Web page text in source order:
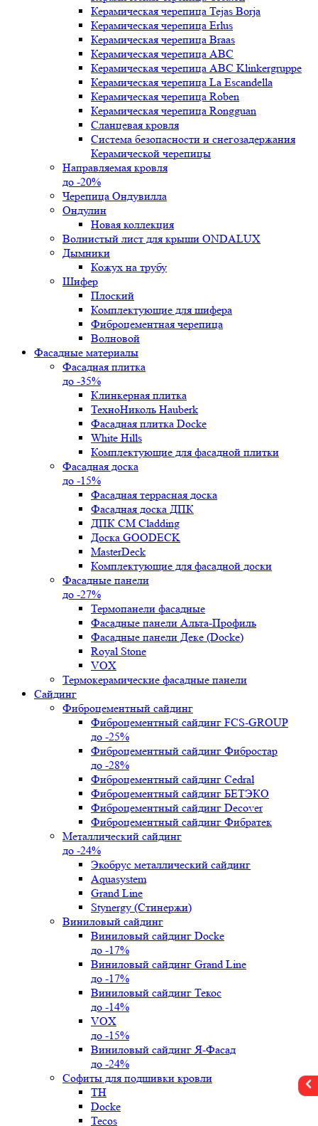
Керамическая черепица Tejas Borja
Керамическая черепица Erlus
Керамическая черепица Braas
Керамическая черепица ABC
Керамическая черепица ABC Klinkergruppe
Керамическая черепица La Escandella
Керамическая черепица Roben
Керамическая черепица Rongguan
Сланцевая кровля
Система безопасности и снегозадержания
Керамической черепицы
Направляемая кровля
до -20%
Черепица Ондувилла
Ондулин
Новая коллекция
Волнистый лист для крыши ONDALUX
Дымники
Кожух на трубу
Шифер
Плоский
Комплектующие для шифера
Фиброцементная черепица
Волновой
Фасадные материалы
Фасадная плитка
до -35%
Клинкерная плитка
ТехноНиколь Hauberk
Фасадная плитка Docke
White Hills
Комплектующие для фасадной плитки
Фасадная доска
до -15%
Фасадная террасная доска
Фасадная доска ДПК
ДПК CM Cladding
Доска GOODECK
MasterDeck
Комплектующие для фасадной доски
Фасадные панели
до -27%
Термопанели фасадные
Фасадные панели Альта-Профиль
Фасадные панели Деке (Docke)
Royal Stone
VOX
Термокерамические фасадные панели
Сайдинг
Фиброцементный сайдинг
Фиброцементный сайдинг FCS-GROUP
до -25%
Фиброцементный сайдинг Фибростар
до -28%
Фиброцементный сайдинг Cedral
Фиброцементный сайдинг БЕТЭКО
Фиброцементный сайдинг Decover
Фиброцементный сайдинг Фибратек
Металлический сайдинг
до -24%
Экобрус металлический сайдинг
Aquasystem
Grand Line
Stynergy (Стинержи)
Виниловый сайдинг
Виниловый сайдинг Docke
до -17%
Виниловый сайдинг Grand Line
до -17%
Виниловый сайдинг Текос
до -14%
VOX
до -15%
Виниловый сайдинг Я-Фасад
до -24%
Софиты для подшивки кровли
ТН
Docke
Tecos